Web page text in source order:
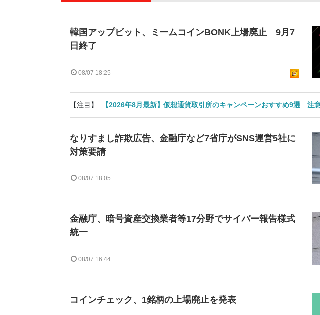
韓国アップビット、ミームコインBONK上場廃止 9月7
日終了
08/07 18:25
【注目】: 【2026年8月最新】仮想通貨取引所のキャンペーンおすすめ9選 注
なりすまし詐欺広告、金融庁など7省庁がSNS運営5社に
対策要請
08/07 18:05
金融庁、暗号資産交換業者等17分野でサイバー報告様式
統一
08/07 16:44
コインチェック、1銘柄の上場廃止を発表